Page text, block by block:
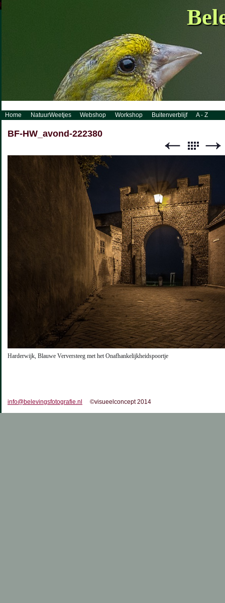
http://www.visueelconcept.nl/sitemap.xml.gz
Home NatuurWeetjes Webshop Workshop Buitenverblijf A - Z
BF-HW_avond-222380
Harderwijk, Blauwe Verversteeg met het Onafhankelijkheidspoortje
info@belevingsfotografie.nl ©visueelconcept 2014